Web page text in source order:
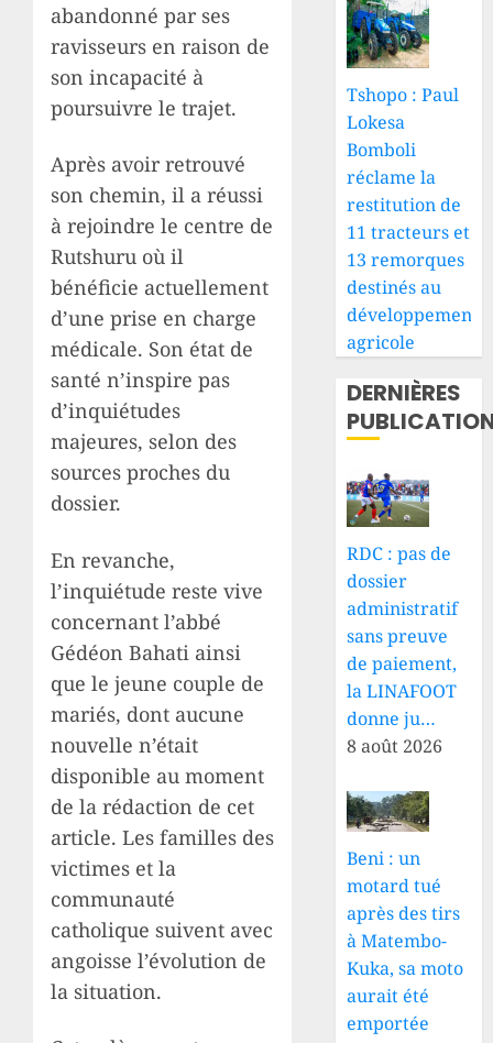
abandonné par ses
ravisseurs en raison de
son incapacité à
poursuivre le trajet.
Après avoir retrouvé
son chemin, il a réussi
à rejoindre le centre de
Rutshuru où il
bénéficie actuellement
d’une prise en charge
médicale. Son état de
santé n’inspire pas
d’inquiétudes
majeures, selon des
sources proches du
dossier.
En revanche,
l’inquiétude reste vive
concernant l’abbé
Gédéon Bahati ainsi
que le jeune couple de
mariés, dont aucune
nouvelle n’était
disponible au moment
de la rédaction de cet
article. Les familles des
victimes et la
communauté
catholique suivent avec
angoisse l’évolution de
la situation.
Tshopo : Paul
Lokesa
Bomboli
réclame la
restitution de
11 tracteurs et
13 remorques
destinés au
développement
agricole
DERNIÈRES
RDC : pas de
dossier
administratif
sans preuve
de paiement,
la LINAFOOT
donne ju…
8 août 2026
Beni : un
motard tué
après des tirs
à Matembo-
Kuka, sa moto
aurait été
emportée